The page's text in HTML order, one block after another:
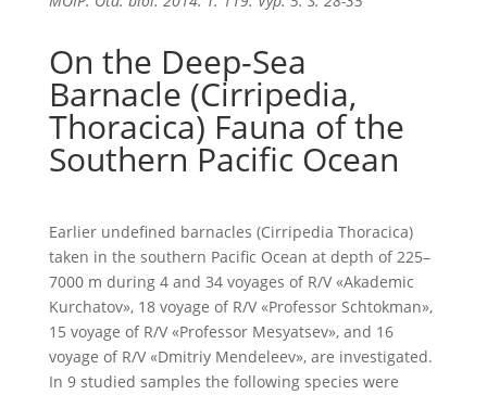
On the Deep-Sea
Barnacle (Cirripedia,
Thoracica) Fauna of the
Southern Pacific Ocean
Earlier undefined barnacles (Cirripedia Thoracica)
taken in the southern Pacific Ocean at depth of 225–
7000 m during 4 and 34 voyages of R/V «Akademic
Kurchatov», 18 voyage of R/V «Professor Schtokman»,
15 voyage of R/V «Professor Mesyatsev», and 16
voyage of R/V «Dmitriy Mendeleev», are investigated.
In 9 studied samples the following species were